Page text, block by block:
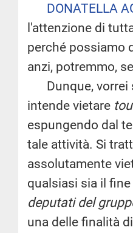
DONATELLA
l'attenzione di
perché possiamo
anzi, potremmo,
Dunque, vorrei
intende vietare
espungendo dal
tale attività. Si
assolutamente
qualsiasi sia il
deputati del
una delle finalità